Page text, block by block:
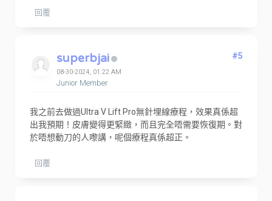
回覆
superbjai
08-30-2024, 01:22 AM
Junior Member
#5
我之前去做過Ultra V Lift Pro無針埋線療程，效果真係超
出我預期！皮膚變得更緊緻，而且完全唔需要恢復期。對
於唔想動刀的人嚟講，呢個療程真係超正。
回覆